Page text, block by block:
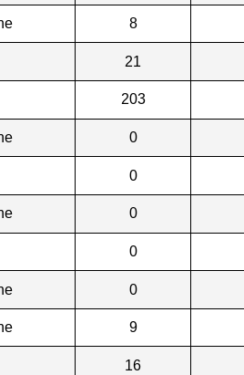
8
21
203
0
0
0
0
0
9
16